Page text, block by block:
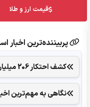
قیمت ارز و طلا
پربیننده‌ترین اخبار
کشف احتکار 206 میلیاردی کالاهای اساسی در اردبیل
نگاهی به مهم‌ترین